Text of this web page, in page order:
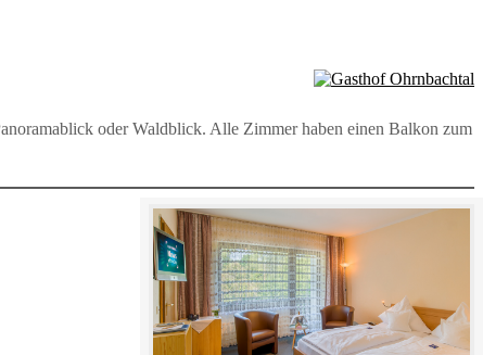
oder Waldblick. Alle Zimmer haben einen Balkon zum